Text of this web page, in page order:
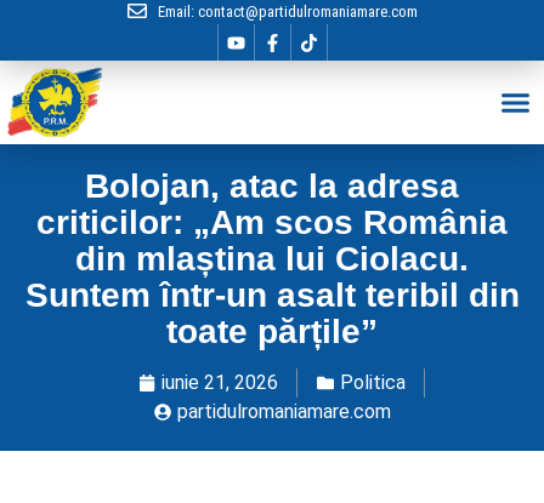
Email: contact@partidulromaniamare.com
Bolojan, atac la adresa
criticilor: „Am scos România
din mlaștina lui Ciolacu.
Suntem într-un asalt teribil din
toate părțile”
iunie 21, 2026
Politica
partidulromaniamare.com